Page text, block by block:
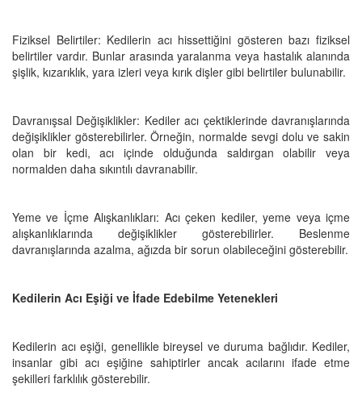
Fiziksel Belirtiler: Kedilerin acı hissettiğini gösteren bazı fiziksel
belirtiler vardır. Bunlar arasında yaralanma veya hastalık alanında
şişlik, kızarıklık, yara izleri veya kırık dişler gibi belirtiler bulunabilir.
Davranışsal Değişiklikler: Kediler acı çektiklerinde davranışlarında
değişiklikler gösterebilirler. Örneğin, normalde sevgi dolu ve sakin
olan bir kedi, acı içinde olduğunda saldırgan olabilir veya
normalden daha sıkıntılı davranabilir.
Yeme ve İçme Alışkanlıkları: Acı çeken kediler, yeme veya içme
alışkanlıklarında değişiklikler gösterebilirler. Beslenme
davranışlarında azalma, ağızda bir sorun olabileceğini gösterebilir.
Kedilerin Acı Eşiği ve İfade Edebilme Yetenekleri
Kedilerin acı eşiği, genellikle bireysel ve duruma bağlıdır. Kediler,
insanlar gibi acı eşiğine sahiptirler ancak acılarını ifade etme
şekilleri farklılık gösterebilir.